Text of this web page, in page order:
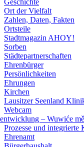
Geschichte
Ort der Vielfalt
Zahlen, Daten, Fakten
Ortsteile
Stadtmagazin AHOY!
Sorben
Städtepartnerschaften
Ehrenbürger
Persönlichkeiten
Ehrungen
Kirchen
Lausitzer Seenland
Webcam
– Wuwiće
Prozesse und integrierte
Ehrenamt